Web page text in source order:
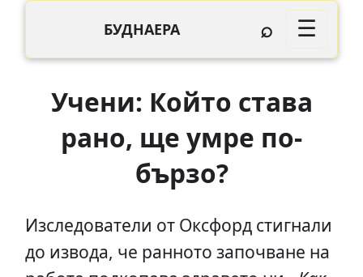
БУДНАЕРА ⌕ ☰
Учени: Който става
рано, ще умре по-
бързо?
Изследователи от Оксфорд стигнали
до извода, че ранното започване на